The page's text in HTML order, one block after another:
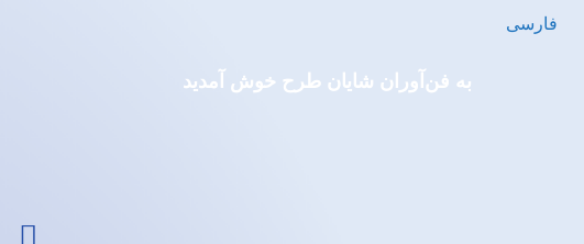
فارسی
به فن‌آوران شایان‌ طرح خوش آمدید